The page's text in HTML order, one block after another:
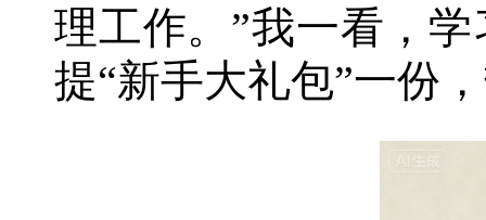
理工作。”我一看，
提“新手大礼包”一份